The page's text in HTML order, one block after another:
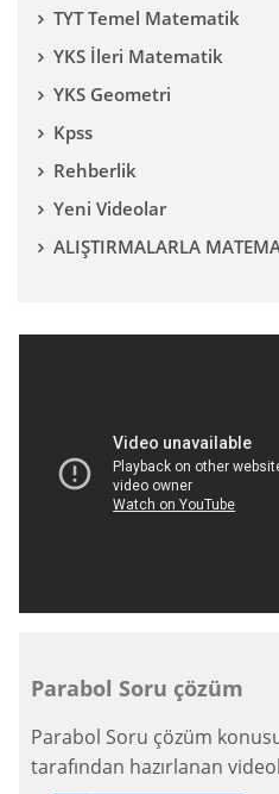
TYT Temel Matematik
YKS İleri Matematik
YKS Geometri
Kpss
Rehberlik
Yeni Videolar
ALIŞTIRMALARLA
Parabol Soru çözüm
Parabol Soru çözüm
tarafından hazırlanan